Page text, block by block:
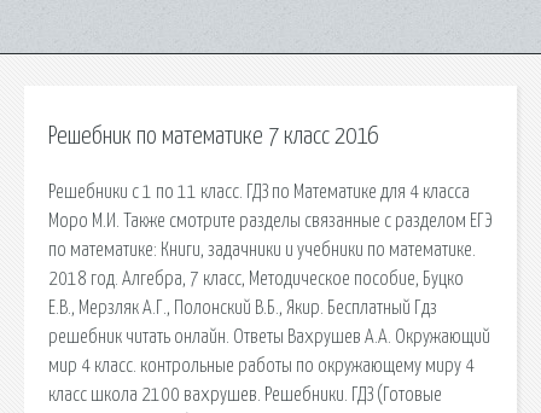
Решебник по математике 7 класс 2016
Решебники с 1 по 11 класс. ГДЗ по Математике для 4 класса
Моро М.И. Также смотрите разделы связанные с разделом ЕГЭ
по математике: Книги, задачники и учебники по математике.
2018 год. Алгебра, 7 класс, Методическое пособие, Буцко
Е.В., Мерзляк А.Г., Полонский В.Б., Якир. Бесплатный Гдз
решебник читать онлайн. Ответы Вахрушев А.А. Окружающий
мир 4 класс. контрольные работы по окружающему миру 4
класс школа 2100 вахрушев. Решебники. ГДЗ (Готовые